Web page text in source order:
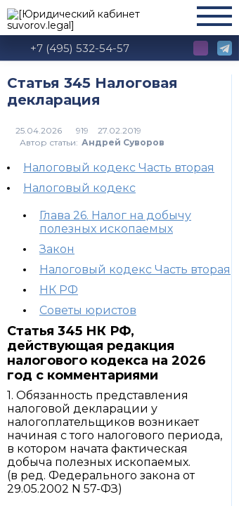
+7 (495) 532-54-57
Статья 345 Налоговая
декларация
919
Автор статьи: Андрей Суворов
Налоговый кодекс Часть вторая
Налоговый кодекс
Глава 26. Налог на добычу
полезных ископаемых
Закон
Налоговый кодекс Часть вторая
НК РФ
Советы юристов
Статья 345 НК РФ,
действующая редакция
налогового кодекса на 2026
год с комментариями
1. Обязанность представления
налоговой декларации у
налогоплательщиков возникает
начиная с того налогового периода,
в котором начата фактическая
добыча полезных ископаемых.
(в ред. Федерального закона от
29.05.2002 N 57-ФЗ)